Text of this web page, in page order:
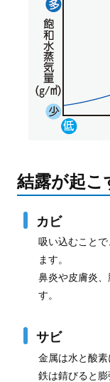
結露が起こ
カビ
吸い込むこと
ます。
鼻炎や皮膚炎
す。
サビ
金属は水と酸素
鉄は錆びると